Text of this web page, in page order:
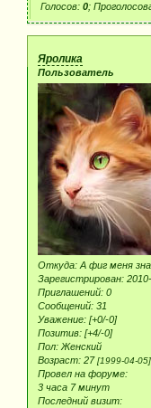
Голосов: 0;
Яролика
Пользователь
Откуда: А фиг меня
Зарегистрирован:
Приглашений: 0
Сообщений: 31
Уважение: [+0/-0]
Позитив: [+4/-0]
Пол: Женский
Возраст: 27[1999-04-05]
Провел на форуме:
3 часа 7 минут
Последний визит: